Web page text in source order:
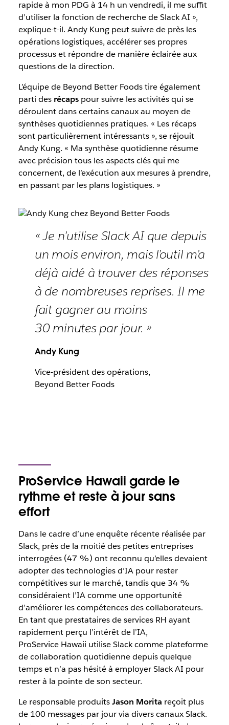
rapide à mon PDG à 14 h un vendredi, il me suffit
d’utiliser la fonction de recherche de Slack AI »,
explique-t-il. Andy Kung peut suivre de près les
opérations logistiques, accélérer ses propres
processus et répondre de manière éclairée aux
questions de la direction.
L’équipe de Beyond Better Foods tire également
parti des récapspour suivre les activités qui se
déroulent dans certains canaux au moyen de
synthèses quotidiennes pratiques. « Les récaps
sont particulièrement intéressants », se réjouit
Andy Kung. « Ma synthèse quotidienne résume
avec précision tous les aspects clés qui me
concernent, de l’exécution aux mesures à prendre,
en passant par les plans logistiques. »
« Je n’utilise Slack AI que depuis
un mois environ, mais l’outil m’a
déjà aidé à trouver des réponses
à de nombreuses reprises. Il me
fait gagner au moins
30 minutes par jour. »
Andy Kung
Vice-président des opérations,
Beyond Better Foods
ProService Hawaii garde le
rythme et reste à jour sans
effort
Dans le cadre d’une enquête récente réalisée par
Slack, près de la moitié des petites entreprises
interrogées (47 %) ont reconnu qu’elles devaient
adopter des technologies d’IA pour rester
compétitives sur le marché, tandis que 34 %
considéraient l’IA comme une opportunité
d’améliorer les compétences des collaborateurs.
En tant que prestataires de services RH ayant
rapidement perçu l’intérêt de l’IA,
ProService Hawaii utilise Slack comme plateforme
de collaboration quotidienne depuis quelque
temps et n’a pas hésité à employer Slack AI pour
rester à la pointe de son secteur.
Le responsable produitsJason Morita reçoit plus
de 100 messages par jour via divers canaux Slack.